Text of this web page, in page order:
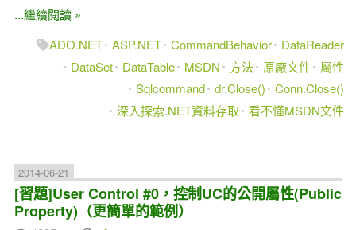
...繼續閱讀 »
ADO.NET ASP.NET CommandBehavior
DataReader
DataSet
DataTable MSDN 方法 原廠文件
屬性
Sqlcommand dr.Close()
Conn.Close()
深入探索.NET資料存取
看不懂MSDN文件
2014-06-21
[習題]User Control #0，控制UC的公開屬性(Public
Property)（更簡單的範例）